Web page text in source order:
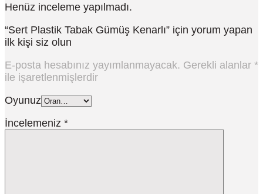
Henüz inceleme yapılmadı.
“Sert Plastik Tabak Gümüş Kenarlı” için yorum yapan
ilk kişi siz olun
E-posta hesabınız yayımlanmayacak. Gerekli alanlar *
ile işaretlenmişlerdir
Oyunuz
İncelemeniz *